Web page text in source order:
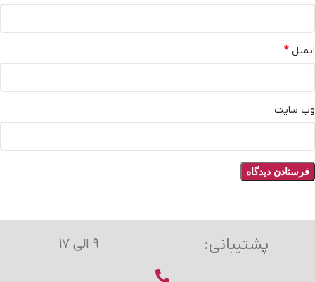
ایمیل *
وب‌ سایت
پشتیبانی: ۹ الی ۱۷